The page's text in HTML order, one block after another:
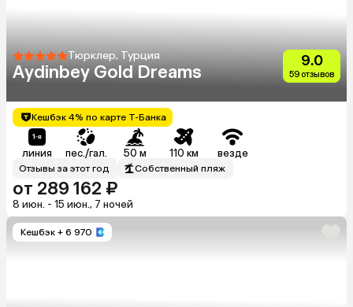
Тюрклер, Турция
Aydinbey Gold Dreams
9.0
59 отзывов
Кешбэк 4% по карте Т-Банка
линия пес./гал. 50 м 110 км везде
Отзывы за этот год Собственный пляж
от 289 162 ₽
8 июн. - 15 июн., 7 ночей
Кешбэк + 6 970